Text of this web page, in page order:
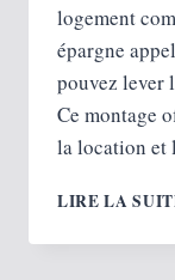
logement
épargne
pouvez lever
Ce montage
la location
LIRE LA